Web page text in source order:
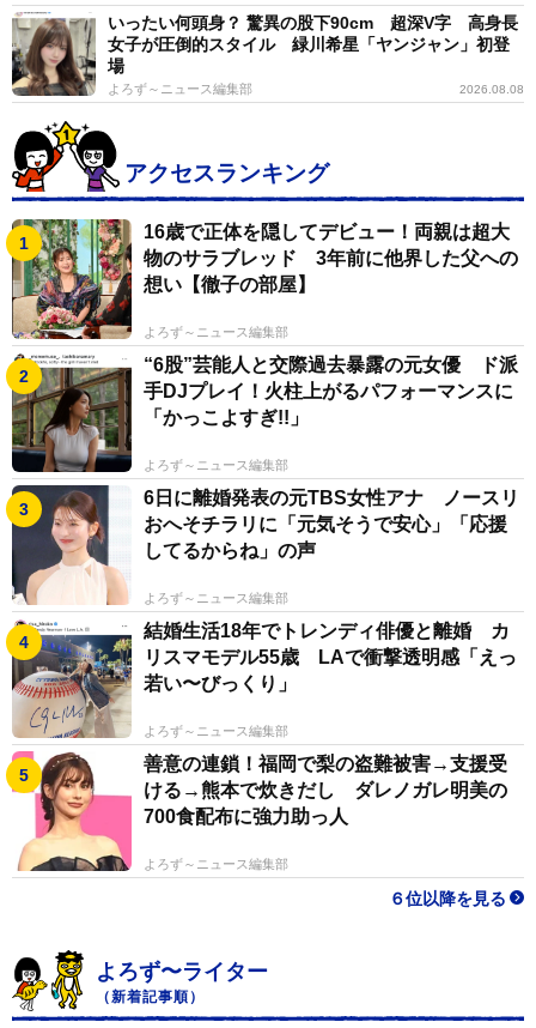
1/12
愛甲千笑美1st写真集「会いたくなった？」表紙 (C)KADOKAWA (C)テン
カラット 撮影・花村克彦
2/12
愛甲千笑美1st写真集「会いたくなった？」より (C)KADOKAWA (C)テン
カラット 撮影・花村克彦
いったい何頭身？ 驚異の股下90cm 超深V字 高身長
女子が圧倒的スタイル 緑川希星「ヤンジャン」初登
場
よろず～ニュース編集部 2026.08.08
アクセスランキング
16歳で正体を隠してデビュー！両親は超大
物のサラブレッド 3年前に他界した父への
想い【徹子の部屋】
よろず～ニュース編集部
“6股”芸能人と交際過去暴露の元女優 ド派
手DJプレイ！火柱上がるパフォーマンスに
「かっこよすぎ!!」
よろず～ニュース編集部
6日に離婚発表の元TBS女性アナ ノースリ
おへそチラリに「元気そうで安心」「応援
してるからね」の声
よろず～ニュース編集部
結婚生活18年でトレンディ俳優と離婚 カ
リスマモデル55歳 LAで衝撃透明感「えっ
若い〜びっくり」
よろず～ニュース編集部
善意の連鎖！福岡で梨の盗難被害→支援受
ける→熊本で炊きだし ダレノガレ明美の
700食配布に強力助っ人
よろず～ニュース編集部
６位以降を見る
よろず〜ライター
（新着記事順）